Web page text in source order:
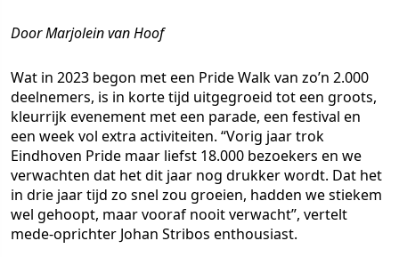
Door Marjolein van Hoof
Wat in 2023 begon met een Pride Walk van zo’n 2.000
deelnemers, is in korte tijd uitgegroeid tot een groots,
kleurrijk evenement met een parade, een festival en
een week vol extra activiteiten. “Vorig jaar trok
Eindhoven Pride maar liefst 18.000 bezoekers en we
verwachten dat het dit jaar nog drukker wordt. Dat het
in drie jaar tijd zo snel zou groeien, hadden we stiekem
wel gehoopt, maar vooraf nooit verwacht”, vertelt
mede-oprichter Johan Stribos enthousiast.